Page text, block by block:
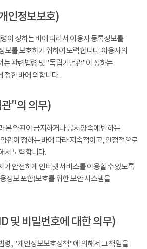
인정보보호)
이 정하는 바에 따라서 이용자 등록정보를
보를 보호하기 위하여 노력합니다. 이용자의
는 관련법령 및 "독립기념관"이 정하는
한 바에 의합니다.
"의 의무)
본 약관이 금지하거나 공서양속에 반하는
관이 정하는 바에 따라 지속적이고, 안정적으로
서 노력합니다.
안전하게 인터넷 서비스를 이용할 수 있도록
정보 포함)보호를 위한 보안 시스템을
및 비밀번호에 대한 의무)
령, "개인정보보호정책"에 의해서 그 책임을